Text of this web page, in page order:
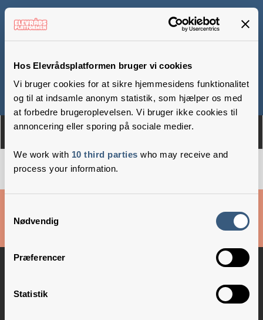
Hos Elevrådsplatformen bruger vi cookies
Vi bruger cookies for at sikre hjemmesidens funktionalitet
og til at indsamle anonym statistik, som hjælper os med
at forbedre brugeroplevelsen. Vi bruger ikke cookies til
annoncering eller sporing på sociale medier.
We work with 10 third parties who may receive and
process your information.
Nødvendig
Præferencer
Statistik
Om Medlemmer